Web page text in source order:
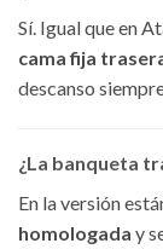
Sí. Igual que en
cama fija
descanso
¿La banqueta
En la versión
homologada y